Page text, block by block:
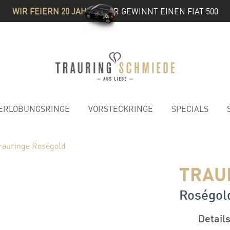
WIR FEIERN 20 JAHRE& IHR GEWINNT EINEN FIAT 500
VORSTECKRINGE SPECIALS
Roségold
Details